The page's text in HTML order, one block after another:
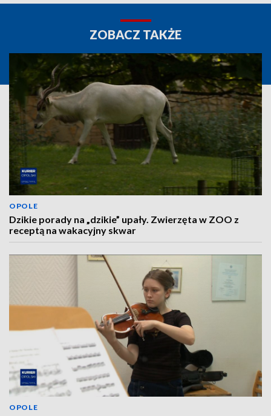
ZOBACZ TAKŻE
OPOLE
Dzikie porady na „dzikie” upały. Zwierzęta w ZOO z
receptą na wakacyjny skwar
OPOLE